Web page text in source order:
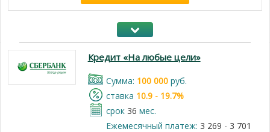
Кредит «На любые цели»
Cумма: 100 000руб.
cтавка 10.9 - 19.7%
срок 36 мес.
Ежемесячный платеж: 3 269 - 3 701